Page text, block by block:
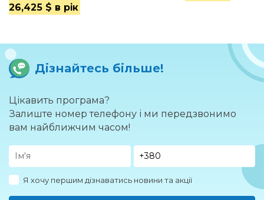
26,425 $ в рік
Дізнайтесь більше!
Цікавить програма?
Залиште номер телефону і ми передзвонимо
вам найближчим часом!
Я хочу першим дізнаватись новини та акції